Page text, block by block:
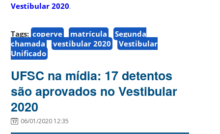
Vestibular 2020.
Tags: coperve matrícula
Segunda
chamada
vestibular 2020
Vestibular
Unificado
UFSC na mídia: 17 detentos
são aprovados no Vestibular
2020
06/01/2020 12:35